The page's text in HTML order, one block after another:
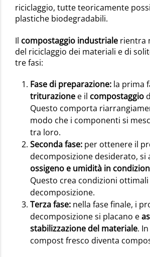
riciclaggio, tutte teoricamente
plastiche biodegradabili.
Il compostaggio industriale rientra
del riciclaggio dei materiali e di
tre fasi:
Fase di preparazione: la prima
triturazione e il compostaggio
Questo comporta
modo che i componenti si
tra loro.
Seconda fase: per ottenere il
decomposizione desiderato, si
ossigeno e umidità in
Questo crea condizioni ottimali
decomposizione.
Terza fase: nella fase finale, i
decomposizione si placano e
stabilizzazione del materiale.
compost fresco diventa